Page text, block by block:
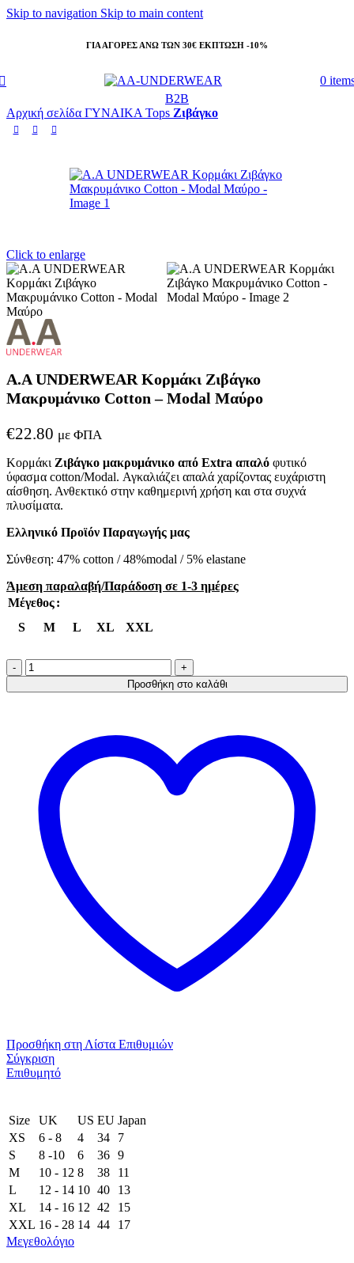
Skip to navigation Skip to main content
ΓΙΑ ΑΓΟΡΕΣ ΑΝΩ ΤΩΝ 30€ ΕΚΠΤΩΣΗ -10%
0
B2B
Αρχική σελίδα ΓΥΝΑΙΚΑ Tops Ζιβάγκο
Click to enlarge
A.A UNDERWEAR Κορμάκι Ζιβάγκο
Μακρυμάνικο Cotton – Modal Μαύρο
€22.80 με ΦΠΑ
Κορμάκι Ζιβάγκο μακρυμάνικο από Extra απαλό φυτικό
ύφασμα cotton/Modal. Αγκαλιάζει απαλά χαρίζοντας ευχάριστη
αίσθηση. Ανθεκτικό στην καθημερινή χρήση και στα συχνά
πλυσίματα.
Ελληνικό Προϊόν Παραγωγής μας
Σύνθεση: 47% cotton / 48%modal / 5% elastane
Άμεση παραλαβή/Παράδοση σε 1-3 ημέρες
Μέγεθος
S
M L XL XXL
A.A
UNDERWEAR
Κορμάκι
Modal
Μαύρο
ποσότητα
Προσθήκη στο καλάθι
Προσθήκη στη Λίστα Επιθυμιών
Σύγκριση
Επιθυμητό
Size UK US EU Japan
XS
6 - 8 4 34
7
S
8 -10 6 36 9
M
10 - 12 8 38
11
L
12 - 14 10 40
13
XL
14 - 16 12 42
15
XXL 16 - 28 14 44
17
Μεγεθολόγιο